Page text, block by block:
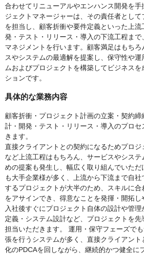
合わせてリニューアルやエンハンス開発を手
ジェクトマネージャーは、その責任者とし
を担当し、顧客折衝や要件定義といった上流
発・テスト・リリース・導入の下流工程ま
マネジメントを行います。顧客満足はもち
スやシステムの最適解を提案し、保守性や
ムおよびプロジェクトを構築してビジネス
ションです。
具体的な業務内容
顧客折衝・プロジェクト計画の立案・契約
計・開発・テスト・リリース・導入のプロ
きます。
直接クライアントとの契約になるためプロ
など上流工程はもちろん、サービスやシス
めの提案も発生し、幅広く取り組んでいただ
も大手企業様が多く、上流から下流まで自
するプロジェクトが大半のため、スキルに
をアサインでき、得意なことを発揮・開拓し
入社後すぐにプロジェクト自体の設計や管
定義・システム設計など、プロジェクトを
担当いただきます。 運用・保守フェーズで
張を行うシステムが多く、直接クライアン
化のPDCAを回しながら、継続的かつ健全に